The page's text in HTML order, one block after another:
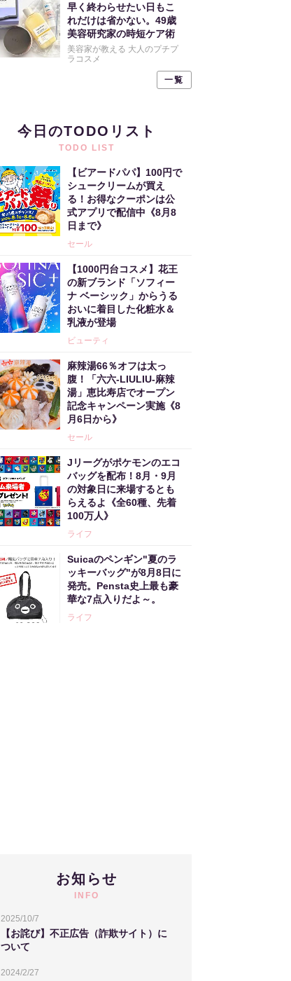
早く終わらせたい日もこ
れだけは省かない。49歳
美容研究家の時短ケア術
美容家が教える 大人のプチプ
ラコスメ
一覧
今日のTODOリスト
TODO LIST
【ビアードパパ】100円で
シュークリームが買え
る！お得なクーポンは公
式アプリで配信中《8月8
日まで》
セール
【1000円台コスメ】花王
の新ブランド「ソフィー
ナ ベーシック」からうる
おいに着目した化粧水＆
乳液が登場
ビューティ
麻辣湯66％オフは太っ
腹！「六六-LIULIU-麻辣
湯」恵比寿店でオープン
記念キャンペーン実施《8
月6日から》
セール
Jリーグがポケモンのエコ
バッグを配布！8月・9月
の対象日に来場するとも
らえるよ《全60種、先着
100万人》
ライフ
Suicaのペンギン"夏のラ
ッキーバッグ"が8月8日に
発売。Pensta史上最も豪
華な7点入りだよ～。
ライフ
お知らせ
INFO
2025/10/7
【お詫び】不正広告（詐欺サイト）に
ついて
2024/2/27